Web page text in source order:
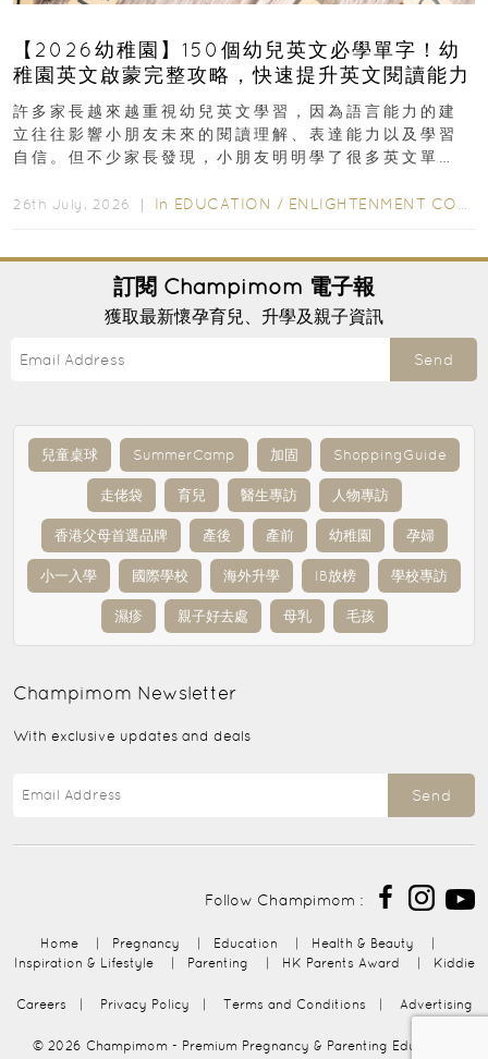
【2026幼稚園】150個幼兒英文必學單字！幼
稚園英文啟蒙完整攻略，快速提升英文閱讀能力
許多家長越來越重視幼兒英文學習，因為語言能力的建
立往往影響小朋友未來的閱讀理解、表達能力以及學習
自信。但不少家長發現，小朋友明明學了很多英文單
26th July, 2026 ｜ In EDUCATION / ENLIGHTENMENT CORNER
訂閱 Champimom 電子報
獲取最新懷孕育兒、升學及親子資訊
Send
兒童桌球 SummerCamp 加固 ShoppingGuide
走佬袋 育兒 醫生專訪 人物專訪
香港父母首選品牌 產後 產前 幼稚園 孕婦
小一入學 國際學校 海外升學 IB放榜 學校專訪
濕疹 親子好去處 母乳 毛孩
Champimom Newsletter
With exclusive updates and deals
Send
Follow Champimom :
Home Pregnancy Education Health & Beauty
Inspiration & Lifestyle
Parenting HK Parents Award Kiddie
Careers Privacy Policy Terms and Conditions Advertising
© 2026 Champimom - Premium Pregnancy & Parenting Education